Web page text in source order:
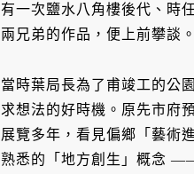
有一次鹽水八角樓後代、時
兩兄弟的作品，便上前攀談。
當時葉局長為了甫竣工的公
求想法的好時機。原先市府
展覽多年，看見偏鄉「藝術
熟悉的「地方創生」概念